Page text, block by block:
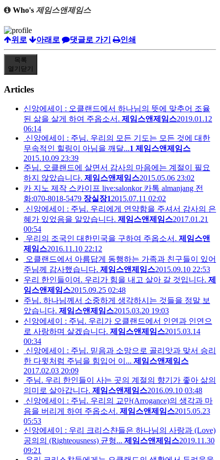
Who's 제임스앤제임스
위로 아래로 댓글로 가기 인쇄
목록
열기 닫기
Articles
신앙에세이 : 오클랜드에서 하나님의 뜻에 맞추어 조율
된 삶을 살게 하여 주옵소서. 제임스앤제임스2019.01.12
06:14
신앙에세이 : 주님. 우리의 모든 기도는 모든 것에 대한
무속적인 힐링이 아님을 깨달...1 제임스앤제임스
2015.10.09 23:39
주님. 오클랜드에 살면서 감사의 마음에는 계절이 필요
하지 않았습니다. 제임스앤제임스2015.05.06 23:02
카 지노 제작 스카이프 live:salonkor 카톡 almanjang 전
화:070-8018-5479 장실장12015.07.11 02:02
신앙에세이 : 주님. 우리에게 연약함을 주셔서 감사의 은
혜가 있었음을 알았습니다. 제임스앤제임스2017.01.21
00:54
우리의 조국인 대한민국을 구하여 주옵소서. 제임스앤
제임스2016.11.10 22:12
오클랜드에서 아름답게 동행하는 가족과 친구들이 있어
주님께 감사했습니다. 제임스앤제임스2015.09.10 22:53
우리 한인들이여. 우리가 힘을 내고 살아 갈 것입니다. 제
임스앤제임스2015.09.25 02:48
주님. 하나님께서 소중하게 생각하시는 것들을 정말 보
았습니다. 제임스앤제임스2015.03.20 19:03
신앙에세이 : 주님. 우리가 오클랜드에서 인연과 인연으
로 사랑하며 살겠습니다. 제임스앤제임스2015.03.14
00:34
신앙에세이 : 주님. 믿음과 소망으로 골리앗과 맞서 승리
한 다윗처럼 주님을 힘입어 이... 제임스앤제임스
2017.02.03 20:09
주님. 우리 한인들이 사는 곳의 계절의 향기가 좋아 삶의
의미로 살아갑니다. 제임스앤제임스2016.09.10 03:48
신앙에세이 : 주님. 우리의 교만(Arrogance)의 생각과 마
음을 버리게 하여 주옵소서. 제임스앤제임스2015.05.23
05:53
신앙에세이 : 우리 크리스챤들은 하나님의 사랑과 (Love)
공의의 (Righteousness) 균형... 제임스앤제임스2019.11.30
09:21